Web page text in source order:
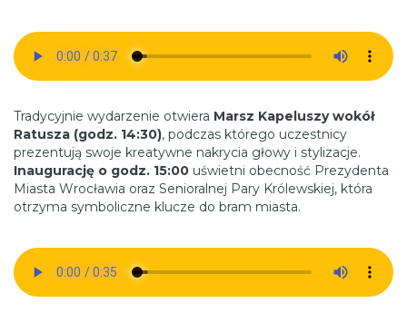
Tradycyjnie wydarzenie otwiera Marsz Kapeluszy wokół
Ratusza (godz. 14:30), podczas którego uczestnicy
prezentują swoje kreatywne nakrycia głowy i stylizacje.
Inaugurację o godz. 15:00 uświetni obecność Prezydenta
Miasta Wrocławia oraz Senioralnej Pary Królewskiej, która
otrzyma symboliczne klucze do bram miasta.